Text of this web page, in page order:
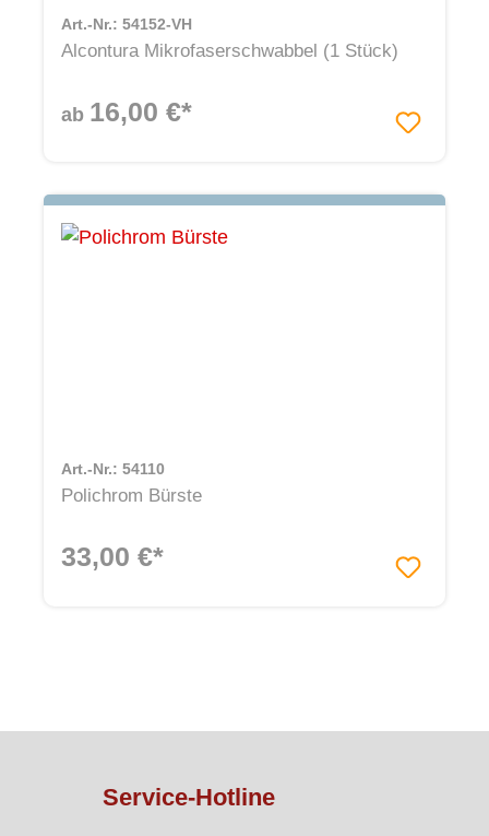
Art.-Nr.: 54152-VH
Alcontura Mikrofaserschwabbel (1 Stück)
ab 16,00 €*
Art.-Nr.: 54110
Polichrom Bürste
33,00 €*
Service-Hotline